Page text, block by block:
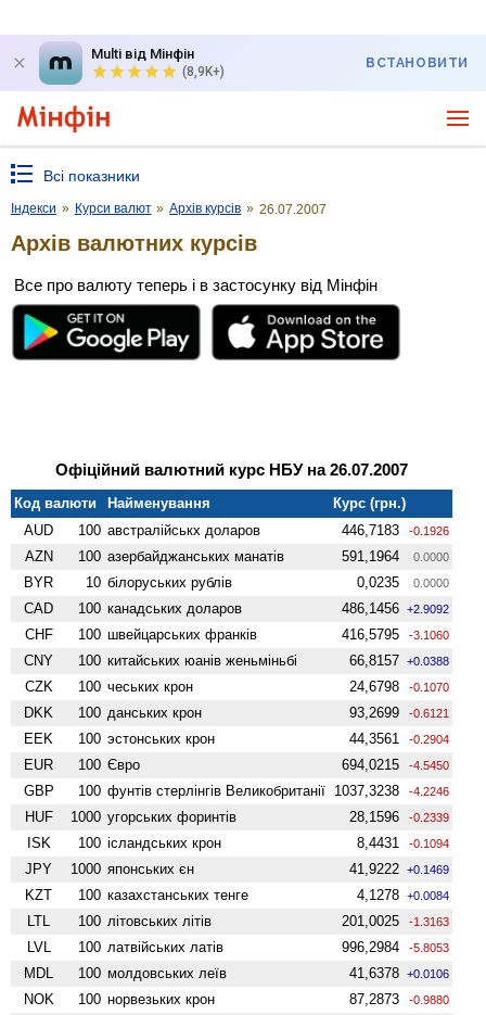
Multi від Мінфін
(8,9K+)
ВСТАНОВИТИ
Всі показники
Індекси » Курси валют » Архів курсів » 26.07.2007
Архів валютних курсів
Все про валюту теперь і в застосунку від Мінфін
Офіційний валютний курс НБУ на 26.07.2007
Код валюти Найменування
Курс (грн.)
AUD
100 австралійськх доларов 446,7183 -0.1926
AZN 100 азербайджанських манатів 591,1964 0.0000
BYR 10 білоруських рублів 0,0235 0.0000
CAD 100 канадських доларов 486,1456 +2.9092
CHF 100 швейцарських франків 416,5795 -3.1060
CNY 100 китайських юанів женьмiньбi 66,8157 +0.0388
CZK 100 чеських крон 24,6798 -0.1070
DKK 100 данських крон 93,2699 -0.6121
EEK 100 эстонських крон 44,3561 -0.2904
EUR 100 Євро 694,0215 -4.5450
GBP 100 фунтів стерлінгів Велико­британії 1037,3238 -4.2246
HUF 1000 угорських форинтів 28,1596 -0.2339
ISK 100 ісландських крон 8,4431 -0.1094
JPY 1000 японських єн 41,9222 +0.1469
KZT 100 казахстанських тенге 4,1278 +0.0084
LTL 100 літовських літів 201,0025 -1.3163
LVL 100 латвійських латів 996,2984 -5.8053
MDL 100 молдовських леїв 41,6378 +0.0106
NOK 100 норвезьких крон 87,2873 -0.9880